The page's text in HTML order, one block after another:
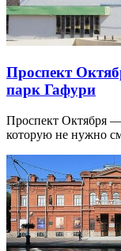
Проспект
парк Гафури
Проспект Октября —
которую не нужно